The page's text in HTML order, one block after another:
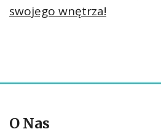
swojego wnętrza!
O Nas